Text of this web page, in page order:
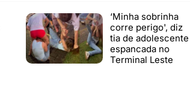
‘Minha sobrinha
corre perigo', diz
tia de adolescente
espancada no
Terminal Leste